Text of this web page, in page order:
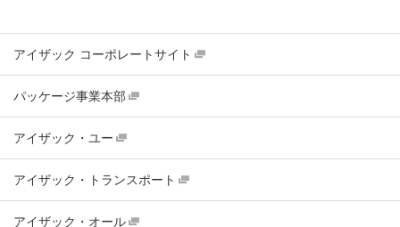
アイザック コーポレートサイト
パッケージ事業本部
アイザック・ユー
アイザック・トランスポート
アイザック・オール